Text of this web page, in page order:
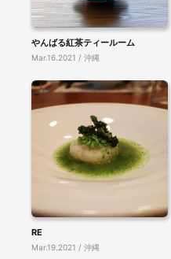
やんばる紅茶ティールーム
Mar.16.2021 / 沖縄
RE
Mar.19.2021 / 沖縄